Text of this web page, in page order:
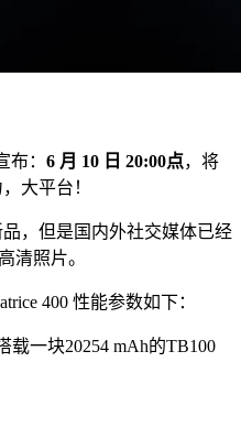
： 6 月 10 日 20:00点，将
大平台！
，但是国内外社交媒体已经
清照片。
400 性能参数如下：
载一块20254 mAh的TB100